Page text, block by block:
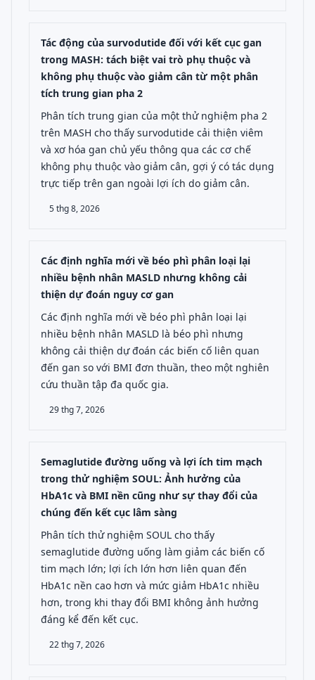
Tác động của survodutide đối với kết cục gan
trong MASH: tách biệt vai trò phụ thuộc và
không phụ thuộc vào giảm cân từ một phân
tích trung gian pha 2
Phân tích trung gian của một thử nghiệm pha 2
trên MASH cho thấy survodutide cải thiện viêm
và xơ hóa gan chủ yếu thông qua các cơ chế
không phụ thuộc vào giảm cân, gợi ý có tác dụng
trực tiếp trên gan ngoài lợi ích do giảm cân.
5 thg 8, 2026
Các định nghĩa mới về béo phì phân loại lại
nhiều bệnh nhân MASLD nhưng không cải
thiện dự đoán nguy cơ gan
Các định nghĩa mới về béo phì phân loại lại
nhiều bệnh nhân MASLD là béo phì nhưng
không cải thiện dự đoán các biến cố liên quan
đến gan so với BMI đơn thuần, theo một nghiên
cứu thuần tập đa quốc gia.
29 thg 7, 2026
Semaglutide đường uống và lợi ích tim mạch
trong thử nghiệm SOUL: Ảnh hưởng của
HbA1c và BMI nền cũng như sự thay đổi của
chúng đến kết cục lâm sàng
Phân tích thử nghiệm SOUL cho thấy
semaglutide đường uống làm giảm các biến cố
tim mạch lớn; lợi ích lớn hơn liên quan đến
HbA1c nền cao hơn và mức giảm HbA1c nhiều
hơn, trong khi thay đổi BMI không ảnh hưởng
đáng kể đến kết cục.
22 thg 7, 2026